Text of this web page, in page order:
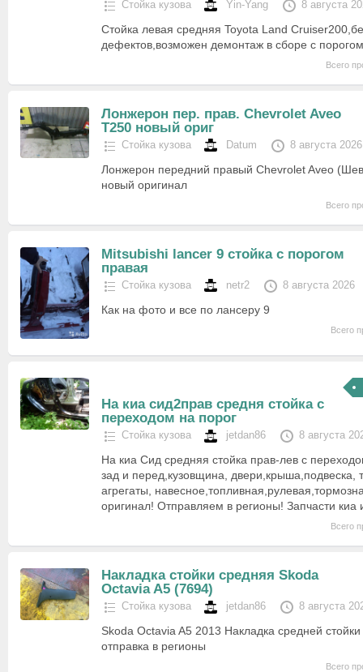
Стойка кузова Yin-Yang 8 августа
Стойка левая средняя Toyota Land
дефектов,возможен демонтаж в сборе с порогом
Всего
Лонжерон пер. прав. Chevrolet Aveo
T250 новый ориг
Стойка кузова Datum 8 августа 2026
Лонжерон передний правый Chevrolet Aveo
новый оригинал
Всего
Mitsubishi lancer 9 стойка с порогом
правая
Стойка кузова netr2 8 августа 2026
Как на фото и все по лансеру 9
Всего
На киа сид2прав средня стойка с
переходом на порог
Стойка кузова jetdan86 8 августа
На киа Сид средняя стойка прав-лев с
зад и перед,кузовщина, двери,крыша,подвеска,
агрегаты,
оригинал! Отправляем в регионы! Запчасти киа
Всего
Накладка стойки средняя Skoda
Octavia A5 (7694)
Стойка кузова jetdan86 8 августа
Skoda Octavia A5 2013 Накладка средней
отправка в регионы
Всего